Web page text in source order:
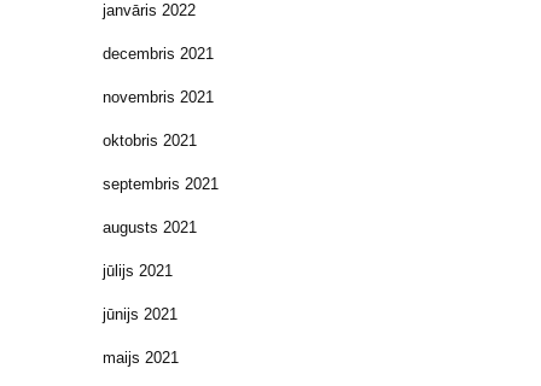
janvāris 2022
decembris 2021
novembris 2021
oktobris 2021
septembris 2021
augusts 2021
jūlijs 2021
jūnijs 2021
maijs 2021